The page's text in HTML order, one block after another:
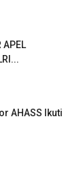
APEL
AHASS Ikuti